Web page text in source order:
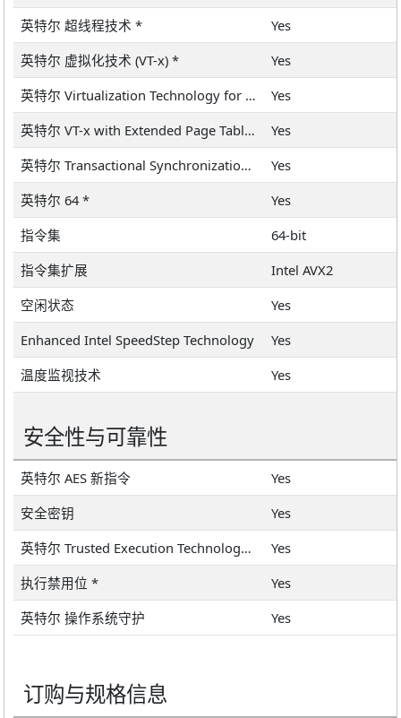
英特尔 超线程技术 *
Yes
英特尔 虚拟化技术 (VT-x) *
Yes
英特尔 Virtualization Technology for Directed I/O (VT-d) *
Yes
英特尔 VT-x with Extended Page Tables (EPT) *
Yes
英特尔 Transactional Synchronization Extensions – New Instructions (英特尔 TSX-NI)
Yes
英特尔 64 *
Yes
指令集
64-bit
指令集扩展
Intel AVX2
空闲状态
Yes
Enhanced Intel SpeedStep Technology
Yes
温度监视技术
Yes
安全性与可靠性
英特尔 AES 新指令
Yes
安全密钥
Yes
英特尔 Trusted Execution Technology *
Yes
执行禁用位 *
Yes
英特尔 操作系统守护
Yes
订购与规格信息